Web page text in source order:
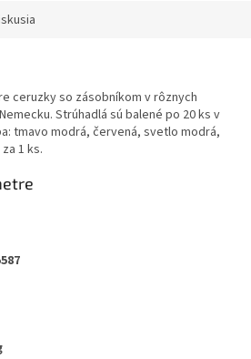
ceruzky so zásobníkom v rôznych
Strúhadlá sú balené po 20 ks v
tmavo modrá, červená, svetlo modrá,
1 ks.